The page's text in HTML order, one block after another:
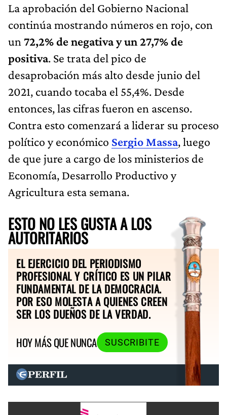
La aprobación del Gobierno Nacional
continúa mostrando números en rojo, con
un 72,2% de negativa y un 27,7% de
positiva. Se trata del pico de
desaprobación más alto desde junio del
2021, cuando tocaba el 55,4%. Desde
entonces, las cifras fueron en ascenso.
Contra esto comenzará a liderar su proceso
político y económico Sergio Massa, luego
de que jure a cargo de los ministerios de
Economía, Desarrollo Productivo y
Agricultura esta semana.
ESTO NO LES GUSTA A LOS
AUTORITARIOS
EL EJERCICIO DEL PERIODISMO
PROFESIONAL Y CRÍTICO ES UN PILAR
FUNDAMENTAL DE LA DEMOCRACIA.
POR ESO MOLESTA A QUIENES CREEN
SER LOS DUEÑOS DE LA VERDAD.
HOY MÁS QUE NUNCA
SUSCRIBITE